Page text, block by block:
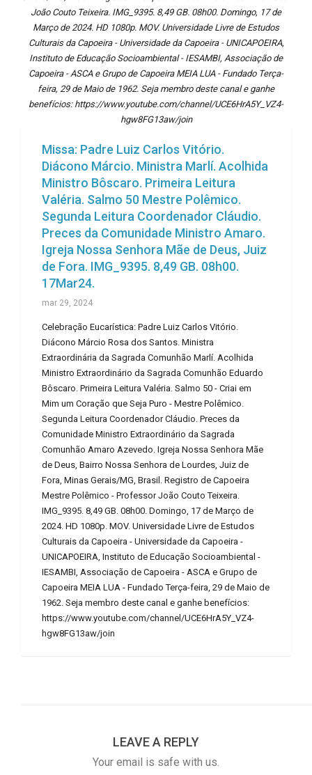
João Couto Teixeira. IMG_9395. 8,49 GB. 08h00. Domingo, 17 de
Março de 2024. HD 1080p. MOV. Universidade Livre de Estudos
Culturais da Capoeira - Universidade da Capoeira - UNICAPOEIRA,
Instituto de Educação Socioambiental - IESAMBI, Associação de
Capoeira - ASCA e Grupo de Capoeira MEIA LUA - Fundado Terça-
feira, 29 de Maio de 1962. Seja membro deste canal e ganhe
benefícios: https://www.youtube.com/channel/UCE6HrA5Y_VZ4-
hgw8FG13aw/join
Missa: Padre Luiz Carlos Vitório.
Diácono Márcio. Ministra Marlí. Acolhida
Ministro Bôscaro. Primeira Leitura
Valéria. Salmo 50 Mestre Polêmico.
Segunda Leitura Coordenador Cláudio.
Preces da Comunidade Ministro Amaro.
Igreja Nossa Senhora Mãe de Deus, Juiz
de Fora. IMG_9395. 8,49 GB. 08h00.
17Mar24.
mar 29, 2024
Celebração Eucarística: Padre Luiz Carlos Vitório.
Diácono Márcio Rosa dos Santos. Ministra
Extraordinária da Sagrada Comunhão Marlí. Acolhida
Ministro Extraordinário da Sagrada Comunhão Eduardo
Bôscaro. Primeira Leitura Valéria. Salmo 50 - Criai em
Mim um Coração que Seja Puro - Mestre Polêmico.
Segunda Leitura Coordenador Cláudio. Preces da
Comunidade Ministro Extraordinário da Sagrada
Comunhão Amaro Azevedo. Igreja Nossa Senhora Mãe
de Deus, Bairro Nossa Senhora de Lourdes, Juiz de
Fora, Minas Gerais/MG, Brasil. Registro de Capoeira
Mestre Polêmico - Professor João Couto Teixeira.
IMG_9395. 8,49 GB. 08h00. Domingo, 17 de Março de
2024. HD 1080p. MOV. Universidade Livre de Estudos
Culturais da Capoeira - Universidade da Capoeira -
UNICAPOEIRA, Instituto de Educação Socioambiental -
IESAMBI, Associação de Capoeira - ASCA e Grupo de
Capoeira MEIA LUA - Fundado Terça-feira, 29 de Maio de
1962. Seja membro deste canal e ganhe benefícios:
https://www.youtube.com/channel/UCE6HrA5Y_VZ4-
hgw8FG13aw/join
LEAVE A REPLY
Your email is safe with us.